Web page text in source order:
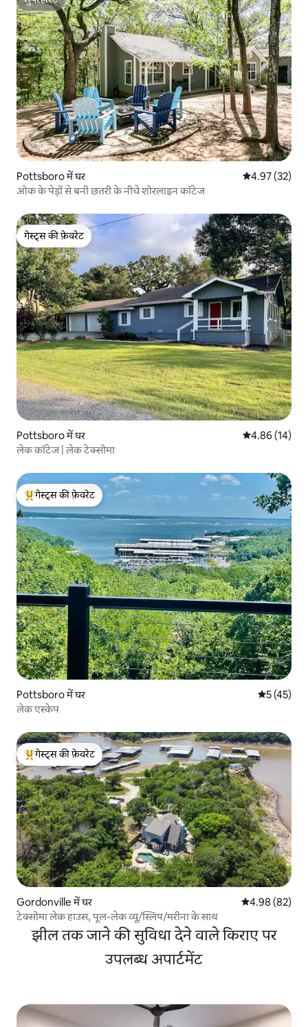
सुपरहोस्ट
Pottsboro में घर औसत रेटिंग 5 में
4.97 (32)
ओक के पेड़ों से बनी छतरी के नीचे शोरलाइन कॉटेज
गेस्ट्स की फ़ेवरेट
गेस्ट्स की फ़ेवरेट
Pottsboro में घर औसत रेटिंग 5 में
4.86 (14)
लेक कॉटेज | लेक टेक्सोमा
गेस्ट्स का टॉप फ़ेवरेट
गेस्ट्स की फ़ेवरेट
Pottsboro में घर औसत रेटिंग
5 (45)
लेक एस्केप
गेस्ट्स का टॉप फ़ेवरेट
गेस्ट्स की फ़ेवरेट
Gordonville में घर औसत रेटिंग 5 में
4.98 (82)
टेक्सोमा लेक हाउस, पूल-लेक व्यू/स्लिप/मरीना के साथ
झील तक जाने की सुविधा देने वाले किराए पर
उपलब्ध अपार्टमेंट